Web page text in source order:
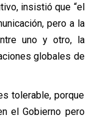
insistió que “el
pero a la
uno y otro, la
globales de
tolerable, porque
el Gobierno pero